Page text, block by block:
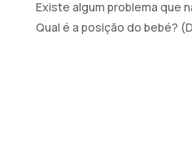
Existe algum problema que
Qual é a posição do bebé?